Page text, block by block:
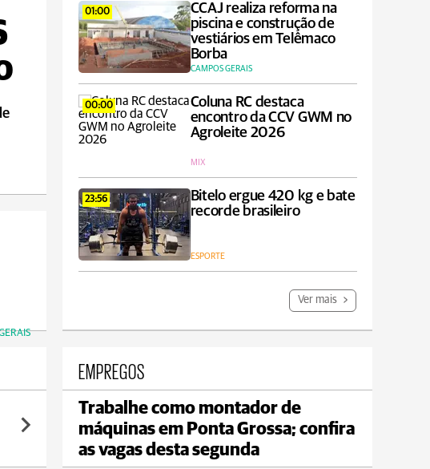
01:00
CCAJ realiza reforma na
piscina e construção de
vestiários em Telêmaco
Borba
CAMPOS GERAIS
00:00
Coluna RC destaca
encontro da CCV GWM no
Agroleite 2026
MIX
23:56
Bitelo ergue 420 kg e bate
recorde brasileiro
ESPORTE
Ver mais
Carambeí
max 18°C min 17°C
EMPREGOS
Trabalhe como montador de
máquinas em Ponta Grossa; confira
as vagas desta segunda